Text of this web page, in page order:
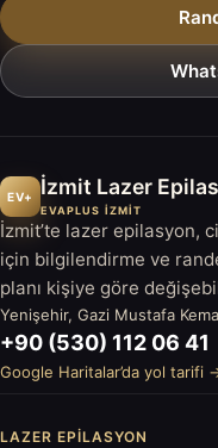
EV+ İzmit Lazer
EVAPLUS İZMİT
İzmit’te lazer epilasyon,
için bilgilendirme ve
planı kişiye göre
Yenişehir, Gazi Mustafa
+90 (530) 112 06 41
Google Haritalar’da yol tarifi
LAZER EPILASYON